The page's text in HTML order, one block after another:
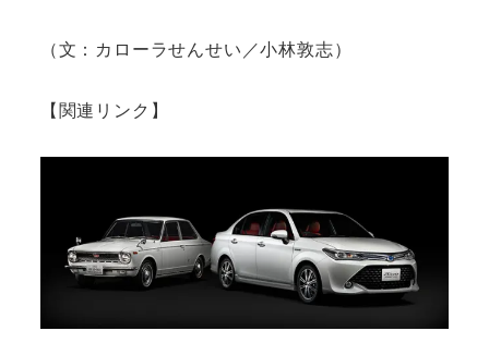
（文：カローラせんせい／小林敦志）
【関連リンク】